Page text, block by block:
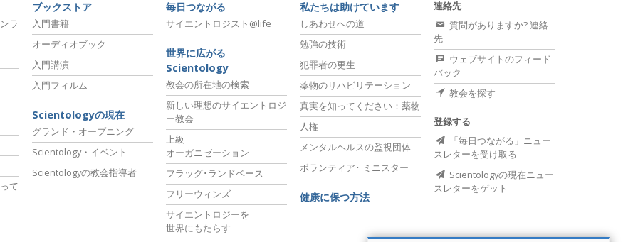
ラ
て
ブックストア
入門書籍
オーディオブック
入門講演
入門フィルム
Scientologyの現在
グランド・オープニング
Scientology・イベント
Scientologyの教会指導者
毎日つながる
サイエントロジスト@life
世界に広がる
Scientology
教会の所在地の検索
新しい理想のサイエントロジ
ー教会
上級
オーガニゼーション
フラッグ･ランドベース
フリーウィンズ
サイエントロジーを
世界にもたらす
私たちは助けています
しあわせへの道
勉強の技術
犯罪者の更生
薬物のリハビリテーション
真実を知ってください：薬物
人権
メンタルヘルスの監視団体
ボランティア･ ミニスター
健康に保つ方法
連絡先
質問がありますか? 連絡
先
ウェブサイトのフィード
バック
教会を探す
登録する
「毎日つながる」ニュー
スレターを受け取る
Scientologyの現在ニュー
スレターをゲット